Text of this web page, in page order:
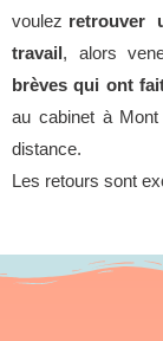
voulez retrouver
travail, alors
brèves qui ont
au cabinet à
distance.
Les retours sont